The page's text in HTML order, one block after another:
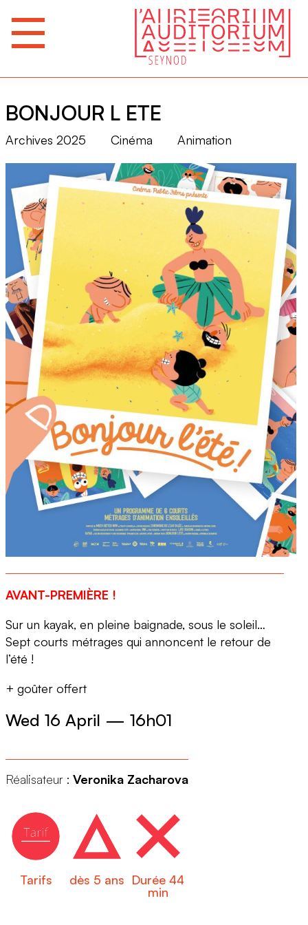
BONJOUR L ETE
Archives 2025 Cinéma Animation
AVANT-PREMIÈRE !
Sur un kayak, en pleine baignade, sous le soleil…
Sept courts métrages qui annoncent le retour de
l’été !
+ goûter offert
Wed 16 April — 16h01
Réalisateur : Veronika Zacharova
Tarifs dès 5 ans Durée 44
min